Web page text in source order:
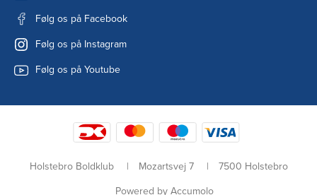
Følg os på Facebook
Følg os på Instagram
Følg os på Youtube
Holstebro Boldklub Mozartsvej 7 7500 Holstebro
Powered by Accumolo